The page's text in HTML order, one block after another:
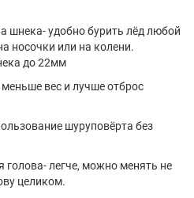
шнека- удобно бурить лёд любой
носочки или на колени.
до 22мм
вес и лучше отброс
шуруповёрта без
легче, можно менять не
целиком.